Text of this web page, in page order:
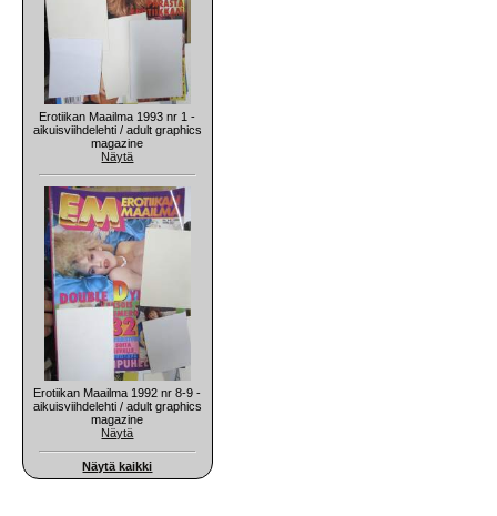
Erotiikan Maailma 1993 nr 1 -
aikuisviihdelehti / adult graphics
magazine
Näytä
Erotiikan Maailma 1992 nr 8-9 -
aikuisviihdelehti / adult graphics
magazine
Näytä
Näytä kaikki